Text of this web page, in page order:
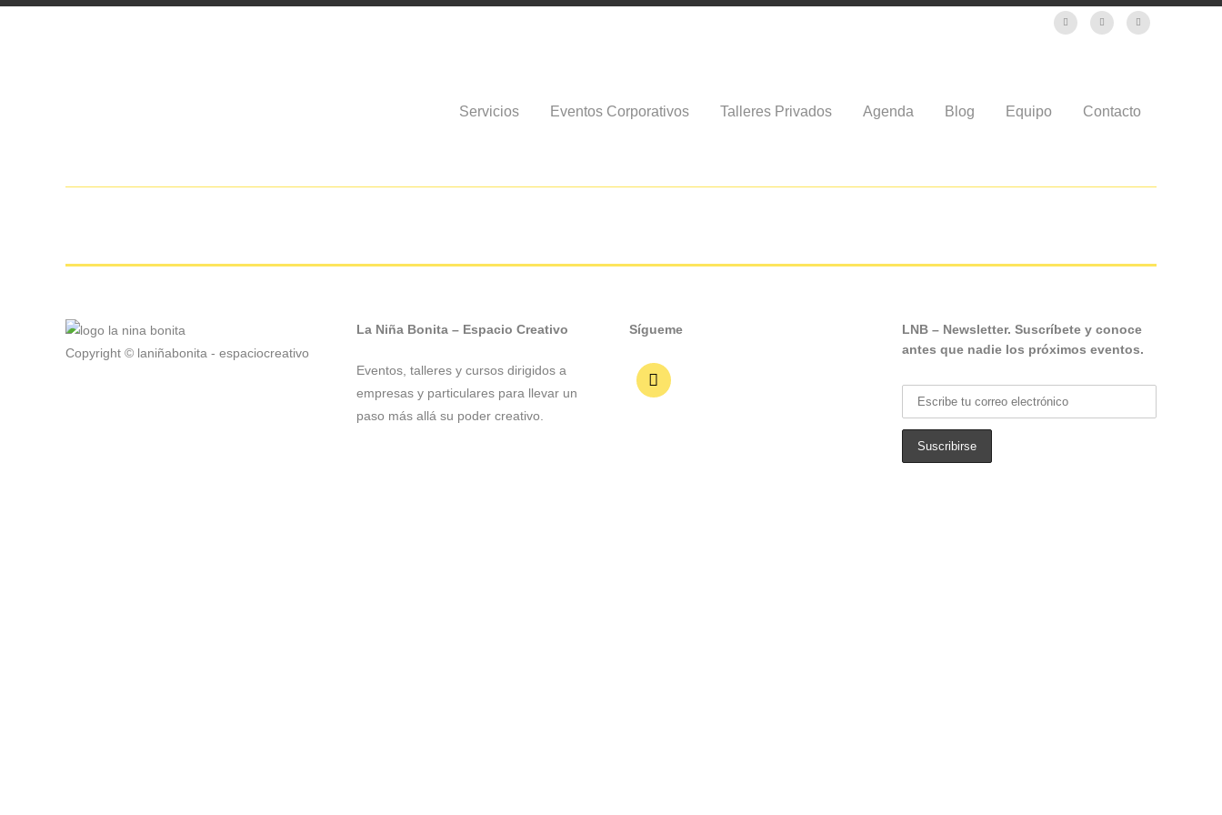
Servicios Eventos Corporativos Talleres Privados Agenda Blog Equipo Contacto
Copyright © laniñabonita - espaciocreativo
La Niña Bonita – Espacio Creativo
Eventos, talleres y cursos dirigidos a
empresas y particulares para llevar un
paso más allá su poder creativo.
Sígueme
LNB – Newsletter. Suscríbete y conoce
antes que nadie los próximos eventos.